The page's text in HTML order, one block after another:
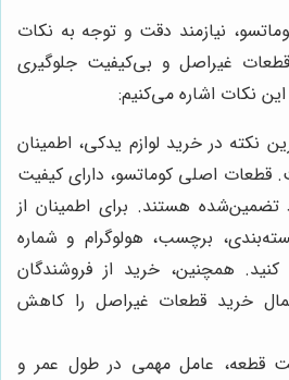
نیازمند دقت و توجه به نکات
غیراصل و بی‌کیفیت جلوگیری
نکات اشاره می‌کنیم:
نکته در خرید لوازم یدکی، اطمینان
قطعات اصلی کوماتسو، دارای کیفیت
تضمین‌شده هستند. برای اطمینان از
برچسب، هولوگرام و شماره
همچنین، خرید از فروشندگان
خرید قطعات غیراصل را کاهش
قطعه، عامل مهمی در طول عمر و